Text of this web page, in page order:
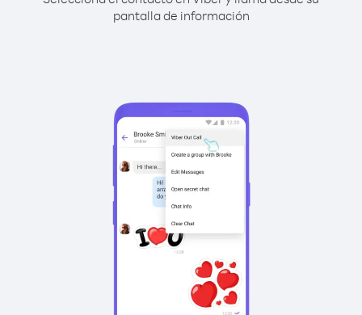
pantalla de información